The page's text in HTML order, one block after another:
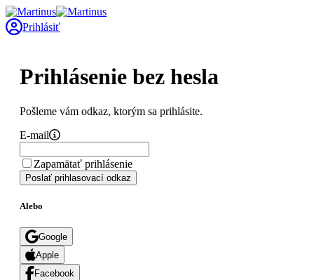
Prihlásiť
Prihlásenie bez hesla
Pošleme vám odkaz, ktorým sa prihlásite.
E-mail
Zapamätať prihlásenie
Poslať prihlasovací odkaz
Alebo
Google
Apple
Facebook